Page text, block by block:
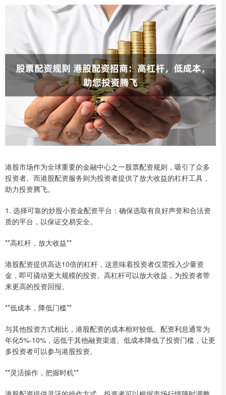
港股市场作为全球重要的金融中心之一股票配资规则，吸引了众多
投资者。而港股配资服务则为投资者提供了放大收益的杠杆工具，
助力投资腾飞。
1. 选择可靠的炒股小资金配资平台：确保选取有良好声誉和合法资
质的平台，以保证交易安全。
**高杠杆，放大收益**
港股配资提供高达10倍的杠杆，这意味着投资者仅需投入少量资
金，即可撬动更大规模的投资。高杠杆可以放大收益，为投资者带
来更高的投资回报。
**低成本，降低门槛**
与其他投资方式相比，港股配资的成本相对较低。配资利息通常为
年化5%-10%，远低于其他融资渠道。低成本降低了投资门槛，让更
多投资者可以参与港股投资。
**灵活操作，把握时机**